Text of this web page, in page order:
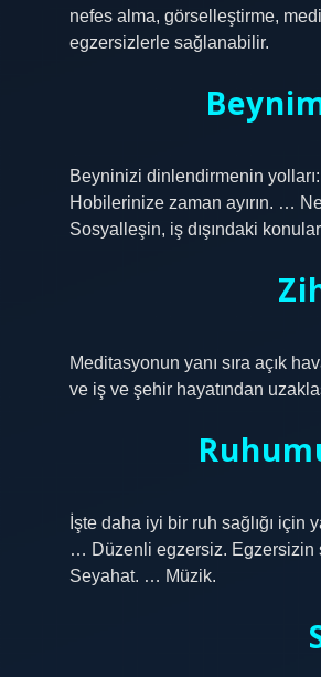
nefes alma, görselleştirme,
egzersizlerle sağlanabilir.
Beyninizi dinlendirmenin
Hobilerinize zaman ayırın. …
Sosyalleşin, iş dışındaki
Meditasyonun yanı sıra açık
ve iş ve şehir hayatından
İşte daha iyi bir ruh sağlığı
… Düzenli egzersiz. Egzersizin
Seyahat. … Müzik.